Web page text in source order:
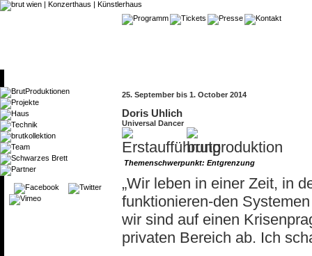
25. September bis 1. October 2014
Doris Uhlich
Universal Dancer
Themenschwerpunkt: Entgrenzung
„Wir leben in einer Zeit, in
funktionieren-den
wir sind auf einen
privaten Bereich ab. Ich